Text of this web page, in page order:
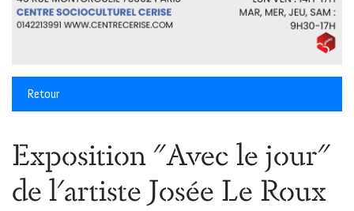
Retour
Exposition "Avec le jour"
de l'artiste Josée Le Roux